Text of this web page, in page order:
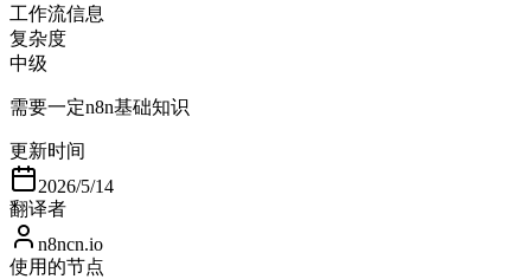
工作流信息
复杂度
中级
需要一定n8n基础知识
更新时间
2026/5/14
翻译者
n8ncn.io
使用的节点